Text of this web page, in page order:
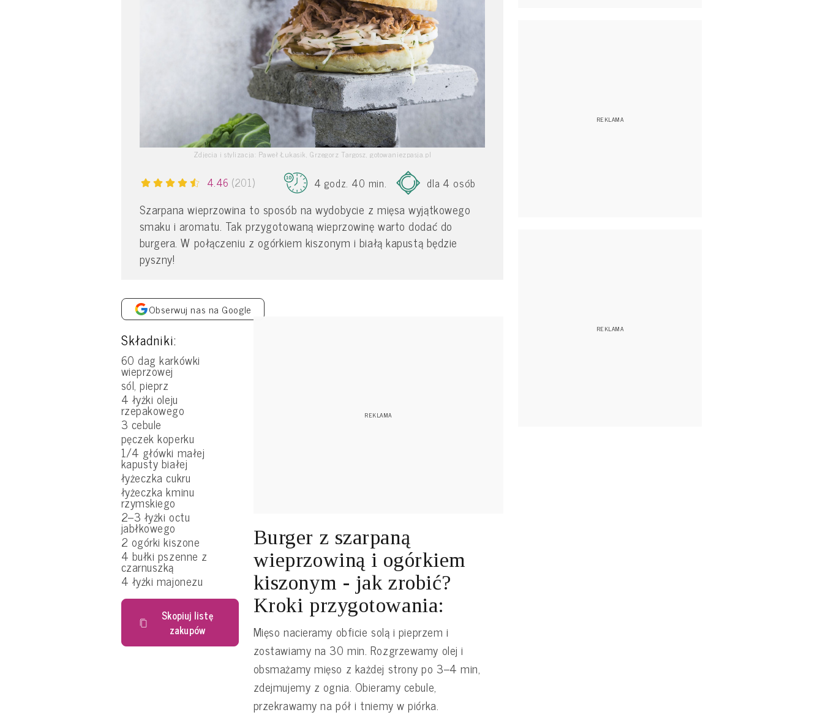
Zdjęcia i stylizacja: Paweł Łukasik, Grzegorz Targosz, gotowaniezpasja.pl
4.46 (201) 4 godz. 40 min. dla 4 osób
Szarpana wieprzowina to sposób na wydobycie z mięsa wyjątkowego
smaku i aromatu. Tak przygotowaną wieprzowinę warto dodać do
burgera. W połączeniu z ogórkiem kiszonym i białą kapustą będzie
pyszny!
Obserwuj nas na Google
Składniki:
60 dag karkówki
wieprzowej
sól, pieprz
4 łyżki oleju
rzepakowego
3 cebule
pęczek koperku
1/4 główki małej
kapusty białej
łyżeczka cukru
łyżeczka kminu
rzymskiego
2–3 łyżki octu
jabłkowego
2 ogórki kiszone
4 bułki pszenne z
czarnuszką
4 łyżki majonezu
Skopiuj listę
zakupów
Burger z szarpaną
wieprzowiną i ogórkiem
kiszonym - jak zrobić?
Kroki przygotowania:
Mięso nacieramy obficie solą i pieprzem i
zostawiamy na 30 min. Rozgrzewamy olej i
obsmażamy mięso z każdej strony po 3–4 min,
zdejmujemy z ognia. Obieramy cebule,
przekrawamy na pół i tniemy w piórka.